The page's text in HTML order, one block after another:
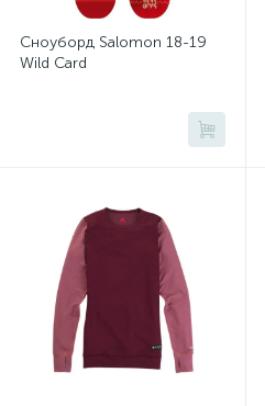
Сноуборд Salomon 18-19
Wild Card